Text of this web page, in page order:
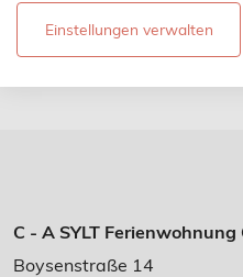
C - A SYLT Ferienwohnung
Boysenstraße 14
Einstellungen verwalten